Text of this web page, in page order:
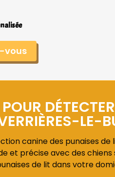
vous
LE-
canine des punaises de
et précise avec des
de lit dans votre